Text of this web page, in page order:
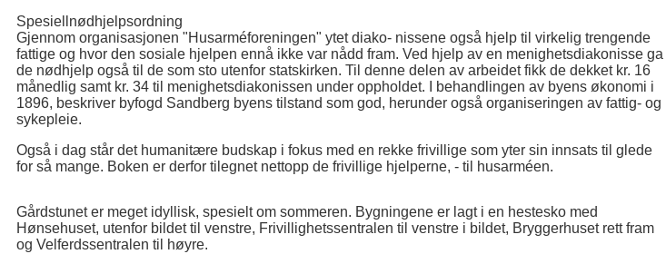
Spesiellnødhjelpsordning
Gjennom organisasjonen "Husarméforeningen" ytet diako- nissene også hjelp til virkelig trengende
fattige og hvor den sosiale hjelpen ennå ikke var nådd fram. Ved hjelp av en menighetsdiakonisse ga
de nødhjelp også til de som sto utenfor statskirken. Til denne delen av arbeidet fikk de dekket kr. 16
månedlig samt kr. 34 til menighetsdiakonissen under oppholdet. I behandlingen av byens økonomi i
1896, beskriver byfogd Sandberg byens tilstand som god, herunder også organiseringen av fattig- og
sykepleie.
Også i dag står det humanitære budskap i fokus med en rekke frivillige som yter sin innsats til glede
for så mange. Boken er derfor tilegnet nettopp de frivillige hjelperne, - til husarméen.
Gårdstunet er meget idyllisk, spesielt om sommeren. Bygningene er lagt i en hestesko med
Hønsehuset, utenfor bildet til venstre, Frivillighetssentralen til venstre i bildet, Bryggerhuset rett fram
og Velferdssentralen til høyre.